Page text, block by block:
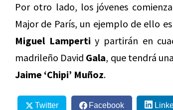
Por otro lado, los jóvenes
Major de París, un ejemplo de ello es
Miguel Lamperti y partirán en
madrileño David Gala, que tendrá
Jaime ‘Chipi’ Muñoz.
Twitter Facebook